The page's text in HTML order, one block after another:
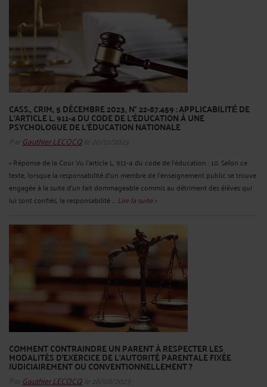
CASS., CRIM, 5 DÉCEMBRE 2023, N° 22-87.459 : APPLICABILITÉ́ DE
L’ARTICLE L. 911-4 DU CODE DE L’ÉDUCATION À UNE
PSYCHOLOGUE DE L'ÉDUCATION NATIONALE
Par Gauthier LECOCQ le 20/12/2023
« Réponse de la Cour Vu l'article L. 911-4 du code de l'éducation : 10. Selon ce
texte, lorsque la responsabilité d'un membre de l'enseignement public se trouve
engagée à la suite d'un fait dommageable commis au détriment des élèves qui
lui sont confiés, la responsabilité ... Lire la suite >
COMMENT CONTRAINDRE UN PARENT À RESPECTER LES
MODALITÉS D’EXERCICE DE L’AUTORITÉ PARENTALE FIXÉE
JUDICIAIREMENT OU CONVENTIONNELLEMENT ?
Par Gauthier LECOCQ le 28/08/2023